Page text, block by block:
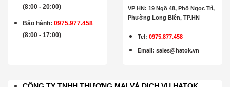
(8:00 - 20:00)
Bảo hành:0975.977.458
(8:00 - 17:00)
VP HN: 19 Ngõ 48, Phố Ngọc Trì,
Phường Long Biên, TP.HN
Tel: 0975.877.458
Email :sales@hatok.vn